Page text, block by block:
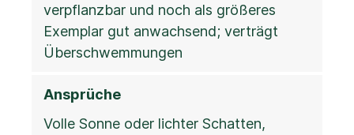
verpflanzbar und noch als größeres
Exemplar gut anwachsend; verträgt
Überschwemmungen
Ansprüche
Volle Sonne oder lichter Schatten,